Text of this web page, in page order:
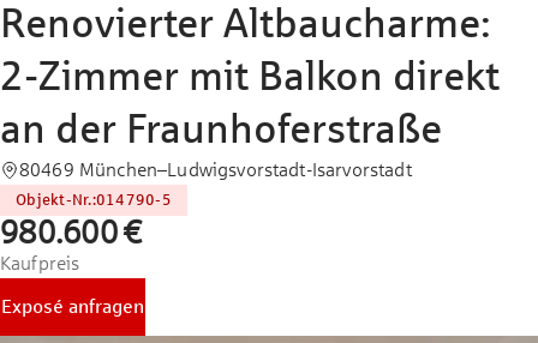
Renovierter Altbaucharme:
2-Zimmer mit Balkon direkt
an der Fraunhoferstraße
80469 München–Ludwigsvorstadt-Isarvorstadt
Objekt-Nr.:014790-5
980.600 €
Kaufpreis
Exposé anfragen